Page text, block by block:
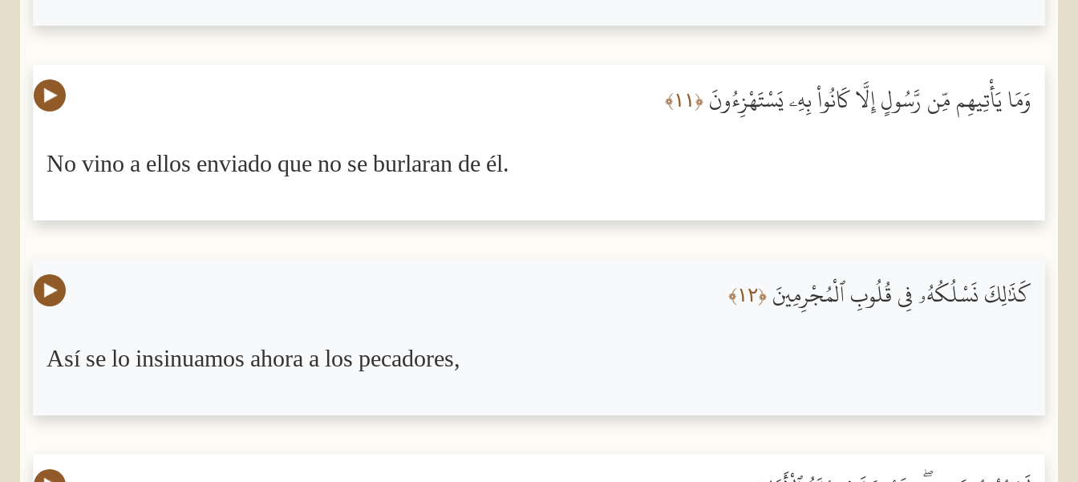
وَمَا يَأْتِيهِم مِّن رَّسُولٍ إِلَّا كَانُواْ بِهِۦ يَسْتَهْزِءُونَ﴿١١﴾
No vino a ellos enviado que no se burlaran de él.
كَذَٰلِكَ نَسْلُكُهُۥ فِى قُلُوبِ ٱلْمُجْرِمِينَ﴿١٢﴾
Así se lo insinuamos ahora a los pecadores,